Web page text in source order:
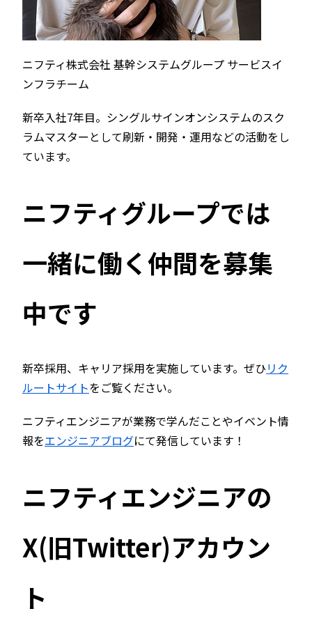
ニフティ株式会社 基幹システムグループ サービスイ
ンフラチーム
新卒入社7年目。シングルサインオンシステムのスク
ラムマスターとして刷新・開発・運用などの活動をし
ています。
ニフティグループでは
一緒に働く仲間を募集
中です
新卒採用、キャリア採用を実施しています。ぜひリク
ルートサイトをご覧ください。
ニフティエンジニアが業務で学んだことやイベント情
報をエンジニアブログにて発信しています！
ニフティエンジニアの
X(旧Twitter)アカウン
ト